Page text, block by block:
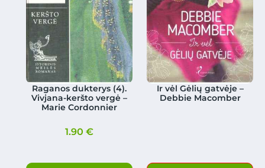
Raganos dukterys (4).
Vivjana-keršto vergė –
Marie Cordonnier
1.90€
Ir vėl Gėlių gatvėje –
Debbie Macomber